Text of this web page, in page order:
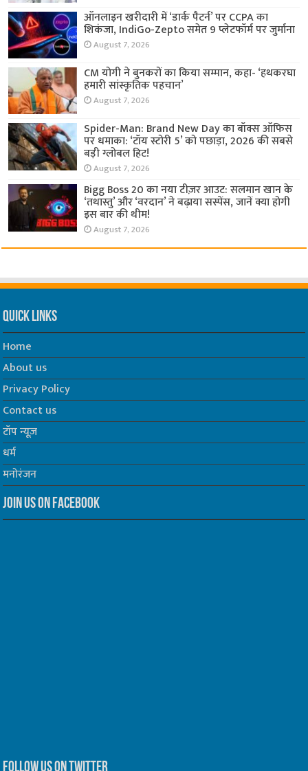
ऑनलाइन खरीदारी में ‘डार्क पैटर्न’ पर CCPA का
शिकंजा, IndiGo-Zepto समेत 9 प्लेटफॉर्म पर जुर्माना
August 7, 2026
CM योगी ने बुनकरों का किया सम्मान, कहा- ‘हथकरघा
हमारी सांस्कृतिक पहचान’
August 7, 2026
Spider-Man: Brand New Day का बॉक्स ऑफिस
पर धमाका: ‘टॉय स्टोरी 5’ को पछाड़ा, 2026 की सबसे
बड़ी ग्लोबल हिट!
August 7, 2026
Bigg Boss 20 का नया टीज़र आउट: सलमान खान के
‘तथास्तु’ और ‘वरदान’ ने बढ़ाया सस्पेंस, जानें क्या होगी
इस बार की थीम!
August 7, 2026
Quick Links
Home
About us
Privacy Policy
Contact us
टॉप न्यूज़
धर्म
मनोरंजन
Join us on Facebook